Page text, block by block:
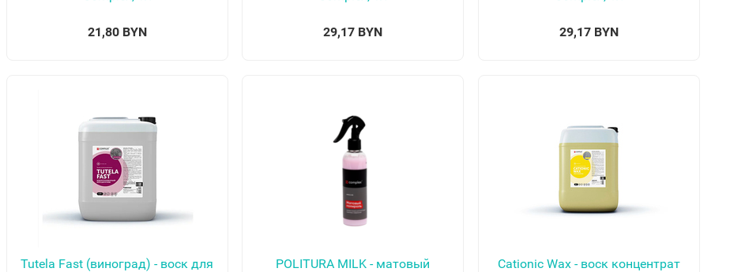
21,80 BYN 29,17 BYN 29,17 BYN
Tutela Fast (виноград) - воск для
POLITURA MILK - матовый
Cationic Wax - воск концентрат